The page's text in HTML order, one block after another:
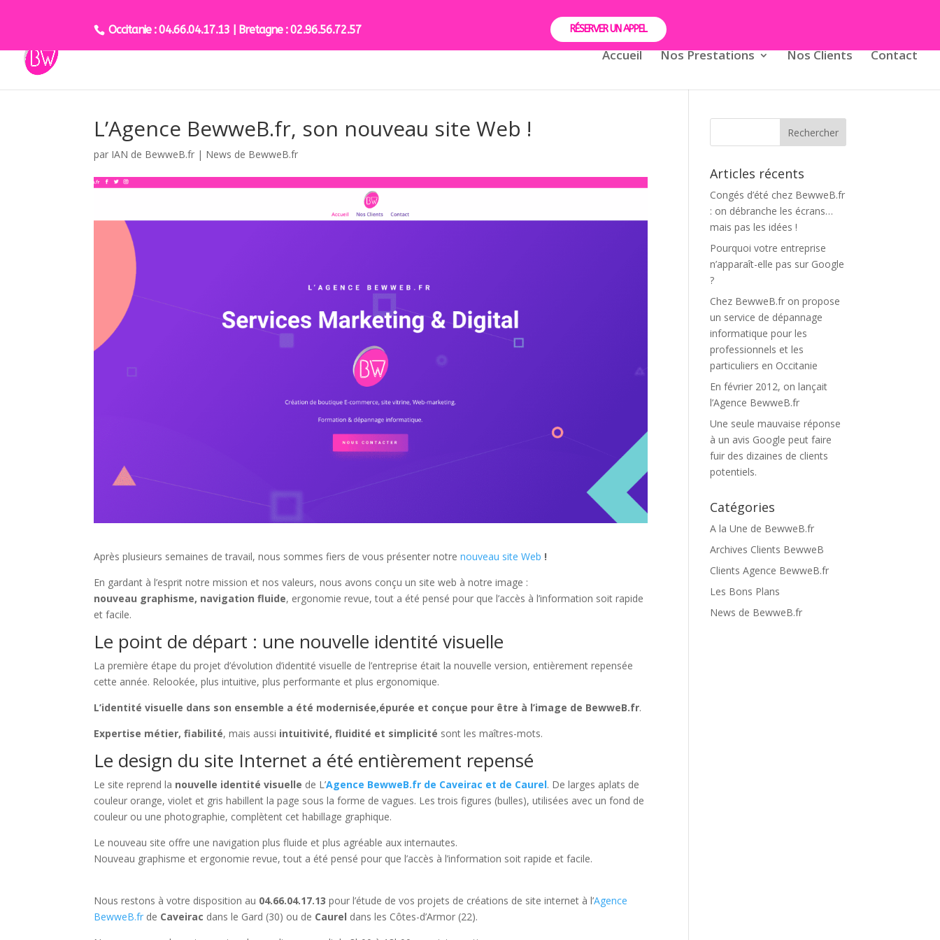
Occitanie : 04.66.04.17.13 | Bretagne : 02.96.56.72.57 RÉSERVER UN APPEL
Accueil Nos Prestations Nos Clients Contact
L’Agence BewweB.fr, son nouveau site Web !
par IAN de BewweB.fr | News de BewweB.fr
Après plusieurs semaines de travail, nous sommes fiers de vous présenter notrenouveau site Web !
En gardant à l’esprit notre mission et nos valeurs, nous avons conçu un site web à notre image :
nouveau graphisme, navigation fluide, ergonomie revue, tout a été pensé pour que l’accès à l’information soit rapide
et facile.
Le point de départ : une nouvelle identité visuelle
La première étape du projet d’évolution d’identité visuelle de l’entreprise était la nouvelle version, entièrement repensée
cette année. Relookée, plus intuitive, plus performante et plus ergonomique.
L’identité visuelle dans son ensemble a été modernisée,épurée et conçue pour être à l’image de BewweB.fr.
Expertise métier, fiabilité, mais aussi intuitivité, fluidité et simplicité sont les maîtres-mots.
Le design du site Internet a été entièrement repensé
Le site reprend la nouvelle identité visuelle de L’Agence BewweB.fr de Caveirac et de Caurel. De larges aplats de
couleur orange, violet et gris habillent la page sous la forme de vagues. Les trois figures (bulles), utilisées avec un fond de
couleur ou une photographie, complètent cet habillage graphique.
Le nouveau site offre une navigation plus fluide et plus agréable aux internautes.
Nouveau graphisme et ergonomie revue, tout a été pensé pour que l’accès à l’information soit rapide et facile.
Nous restons à votre disposition au 04.66.04.17.13 pour l’étude de vos projets de créations de site internet à l’Agence
BewweB.fr de Caveirac dans le Gard (30) ou de Caurel dans les Côtes-d’Armor (22).
Articles récents
Congés d’été chez BewweB.fr
: on débranche les écrans…
mais pas les idées !
Pourquoi votre entreprise
n’apparaît-elle pas sur Google
?
Chez BewweB.fr on propose
un service de dépannage
informatique pour les
professionnels et les
particuliers en Occitanie
En février 2012, on lançait
l’Agence BewweB.fr
Une seule mauvaise réponse
à un avis Google peut faire
fuir des dizaines de clients
potentiels.
Catégories
A la Une de BewweB.fr
Archives Clients BewweB
Clients Agence BewweB.fr
Les Bons Plans
News de BewweB.fr